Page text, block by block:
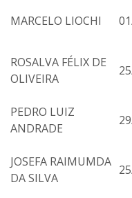
MARCELO LIOCHI
ROSALVA FÉLIX DE
OLIVEIRA
PEDRO LUIZ
ANDRADE
JOSEFA RAIMUMDA
DA SILVA